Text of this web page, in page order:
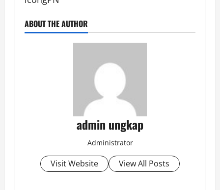
ABOUT THE AUTHOR
admin ungkap
Administrator
Visit Website View All Posts